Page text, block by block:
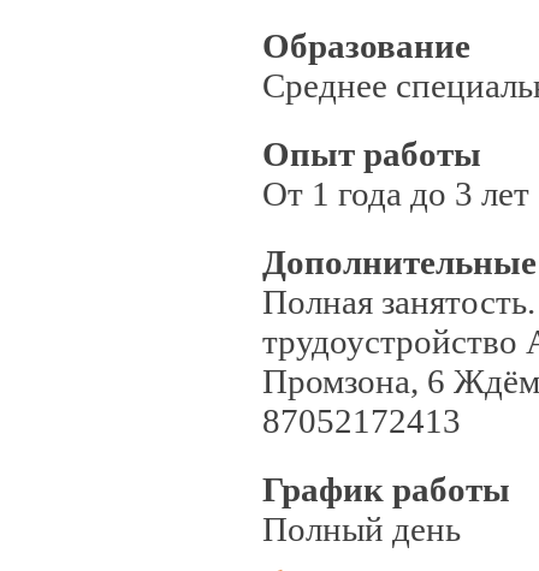
Образование
Среднее
Опыт работы
От 1 года до 3 лет
Полная
трудоустройство
Промзона, 6
87052172413
График работы
Полный день